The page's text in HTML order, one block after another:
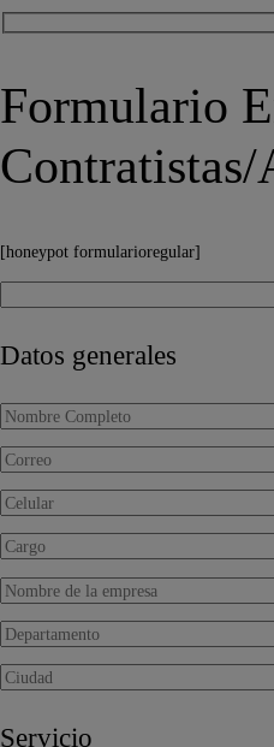
Formulario
[honeypot formularioregular]
Datos generales
Servicio